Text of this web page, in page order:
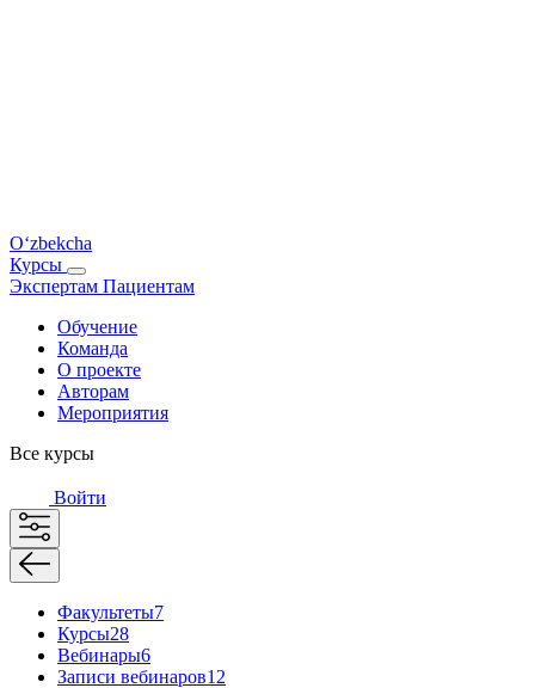
O‘zbekcha
Курсы
Экспертам Пациентам
Обучение
Команда
О проекте
Авторам
Мероприятия
Все курсы
Войти
Факультеты7
Курсы28
Вебинары6
Записи вебинаров12